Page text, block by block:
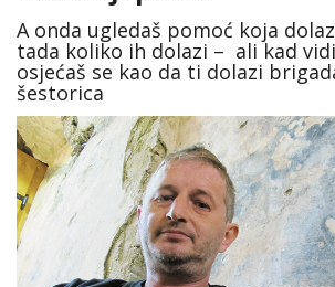
A onda ugledaš pomoć koja
tada koliko ih dolazi – ali kad
osjećaš se kao da ti dolazi
šestorica